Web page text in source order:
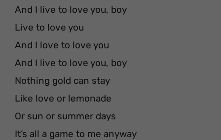
And I live to love you, boy
Live to love you
And I love to love you
And I live to love you, boy
Nothing gold can stay
Like love or lemonade
Or sun or summer days
It’s all a game to me anyway